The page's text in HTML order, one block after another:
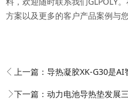
方案以及更多的客户产品案例与
上一篇： 导热凝胶XK-G30是
下一篇： 动力电池导热垫发展